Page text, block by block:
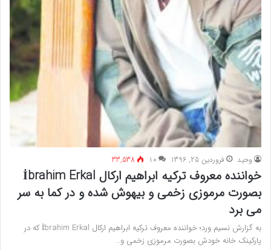
وحید فروردین 25, 1396 ۱۰ 33,538
خواننده معروف ترکیه ابراهیم ارکال İbrahim Erkal
بصورت مرموزی زخمی و بیهوش شده و در کما به سر
می برد
به گزارش نسیم ورد؛ خواننده معروف ترکیه ابراهیم ارکال İbrahim Erkal که در
پارکینک خانه خودش بصورت مرموزی زخمی و…